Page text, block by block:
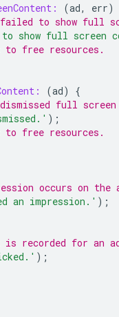
(ad, err)
to show full
show full screen
to free resources.
(ad)
{
full
);
to free resources.
occurs on the
an impression.' );
recorded for an
);